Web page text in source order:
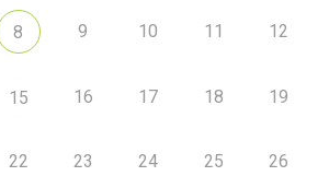
8 9 10 11 12
15 16 17 18 19
22 23 24 25 26